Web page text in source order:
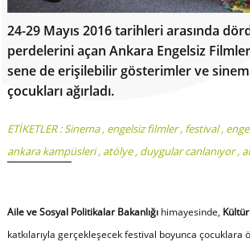
24-29 Mayıs 2016 tarihleri arasında
perdelerini açan Ankara Engelsiz
sene de erişilebilir gösterimler ve
çocukları ağırladı.
ETİKETLER :Sinema, engelsiz filmler, festival,
ankara kampüsleri, atölye, duygular canlanıyor,
Aile ve Sosyal Politikalar Bakanlığıhimayesinde,
katkılarıyla gerçekleşecek festival boyunca çocuklara